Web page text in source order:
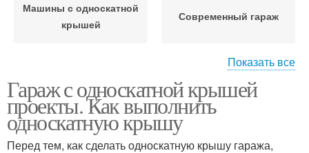
Машины с односкатной
крышей
Современный гараж
Будущий гараж
Место под будущий
гараж
Показать все
Гараж с односкатной крышей
проекты. Как выполнить
односкатную крышу
Перед тем, как сделать односкатную крышу гаража,